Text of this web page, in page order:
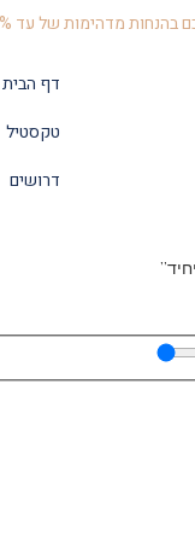
מדהימות של עד 50% הנחה
דף הבית
טקסטיל
דרושים